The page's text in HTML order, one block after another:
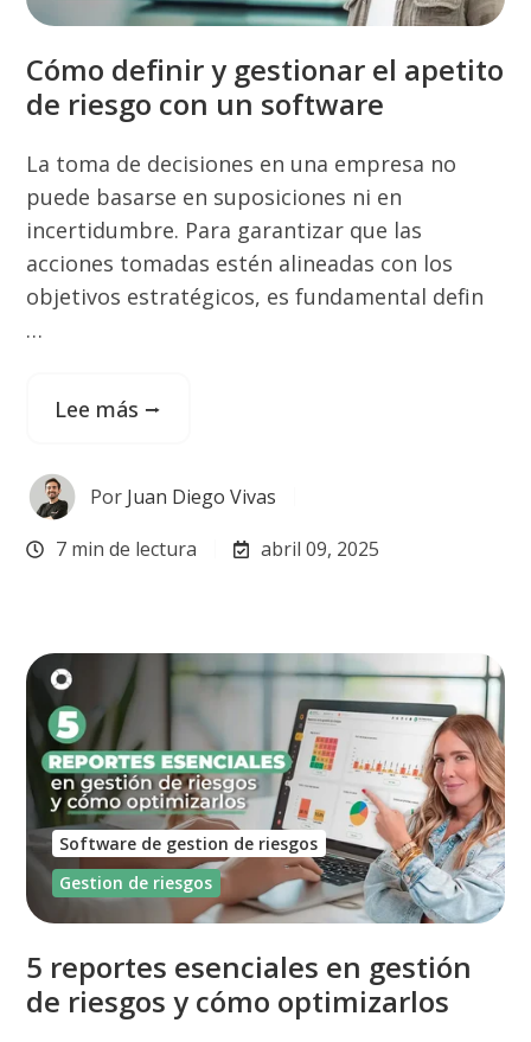
Cómo definir y gestionar el apetito
de riesgo con un software
La toma de decisiones en una empresa no
puede basarse en suposiciones ni en
incertidumbre. Para garantizar que las
acciones tomadas estén alineadas con los
objetivos estratégicos, es fundamental defin
…
Lee más ⭢
Por Juan Diego Vivas
7 min de lectura abril 09, 2025
5 reportes esenciales en gestión
de riesgos y cómo optimizarlos
Software de gestion de riesgos
Gestion de riesgos